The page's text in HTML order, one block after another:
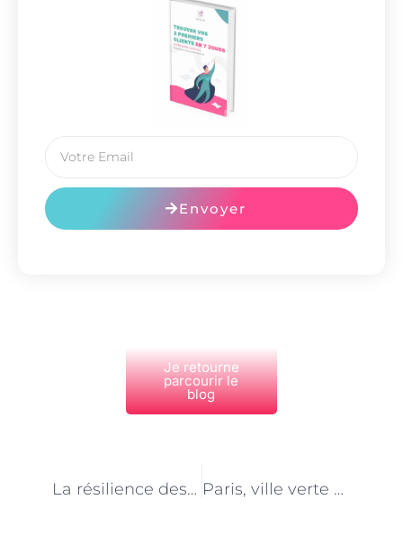
Envoyer
Je retourne
parcourir le
blog
La résilience des bergers-bergères parisiens face aux défis de l’urbanisation Paris, ville verte grâce aux bergers-bergères : Enjeux et perspectives